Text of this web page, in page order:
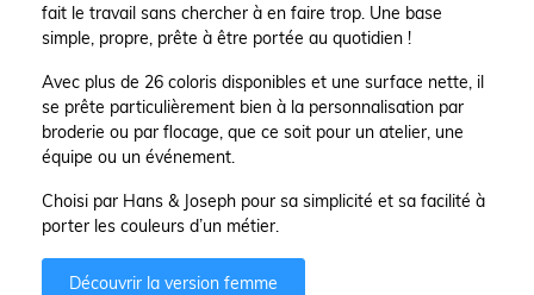
fait le travail sans chercher à en faire trop. Une base
simple, propre, prête à être portée au quotidien !
Avec plus de 26 coloris disponibles et une surface nette, il
se prête particulièrement bien à la personnalisation par
broderie ou par flocage, que ce soit pour un atelier, une
équipe ou un événement.
Choisi par Hans & Joseph pour sa simplicité et sa facilité à
porter les couleurs d’un métier.
Découvrir la version femme